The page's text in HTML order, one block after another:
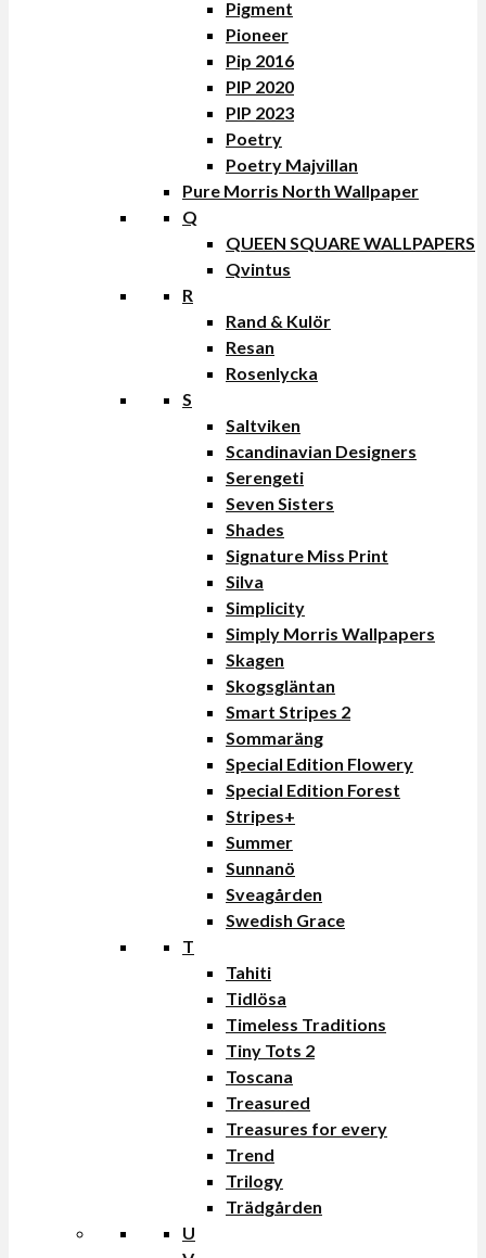
Pigment
Pioneer
Pip 2016
PIP 2020
PIP 2023
Poetry
Poetry Majvillan
Pure Morris North Wallpaper
Q
QUEEN SQUARE WALLPAPERS
Qvintus
R
Rand & Kulör
Resan
Rosenlycka
S
Saltviken
Scandinavian Designers
Serengeti
Seven Sisters
Shades
Signature Miss Print
Silva
Simplicity
Simply Morris Wallpapers
Skagen
Skogsgläntan
Smart Stripes 2
Sommaräng
Special Edition Flowery
Special Edition Forest
Stripes+
Summer
Sunnanö
Sveagården
Swedish Grace
T
Tahiti
Tidlösa
Timeless Traditions
Tiny Tots 2
Toscana
Treasured
Treasures for every
Trend
Trilogy
Trädgården
U